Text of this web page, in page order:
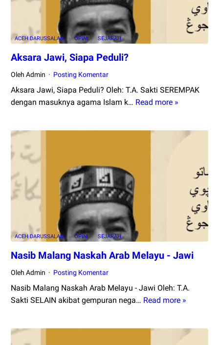
Minta
Bantuan
ACEH DARUSSALAM OPINI SEJARAH
Aksara Jawi, Siapa Peduli?
Oleh Admin Posting Komentar
Aksara Jawi, Siapa Peduli? Oleh: T.A. Sakti SEREMPAK
dengan masuknya agama Islam k… Read more »
Peduli?
ACEH DARUSSALAM OPINI SEJARAH
Nasib Malang Naskah Arab Melayu - Jawi
Oleh Admin Posting Komentar
Nasib Malang Naskah Arab Melayu - Jawi Oleh: T.A.
Sakti SELAIN akibat gempuran nega… Read more »